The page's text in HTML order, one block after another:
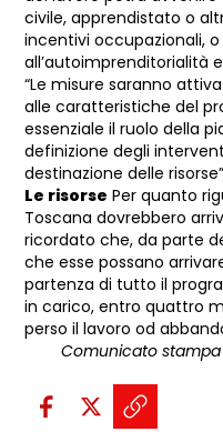
civile, apprendistato o
incentivi occupazionali,
all’autoimprenditorialità
“Le misure saranno
alle caratteristiche del
essenziale il ruolo della
definizione degli
destinazione delle
Le risorse Per quanto
Toscana dovrebbero
ricordato che, da parte
che esse possano
partenza di tutto il
in carico, entro quattro
perso il lavoro od
Comunicato
Condividi sui social:
Condividi su
Condividi
Copia